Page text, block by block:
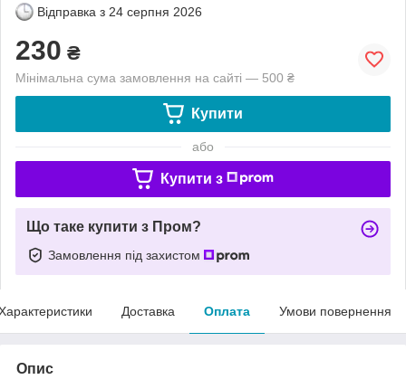
Відправка з 24 серпня 2026
230 ₴
Мінімальна сума замовлення на сайті — 500 ₴
Купити
або
Купити з
Що таке купити з Пром?
Замовлення під захистом
Доставка Оплата Умови повернення
Опис